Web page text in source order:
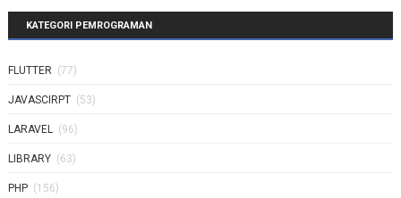
KATEGORI PEMROGRAMAN
FLUTTER (77)
JAVASCIRPT (53)
LARAVEL (96)
LIBRARY (63)
PHP (156)